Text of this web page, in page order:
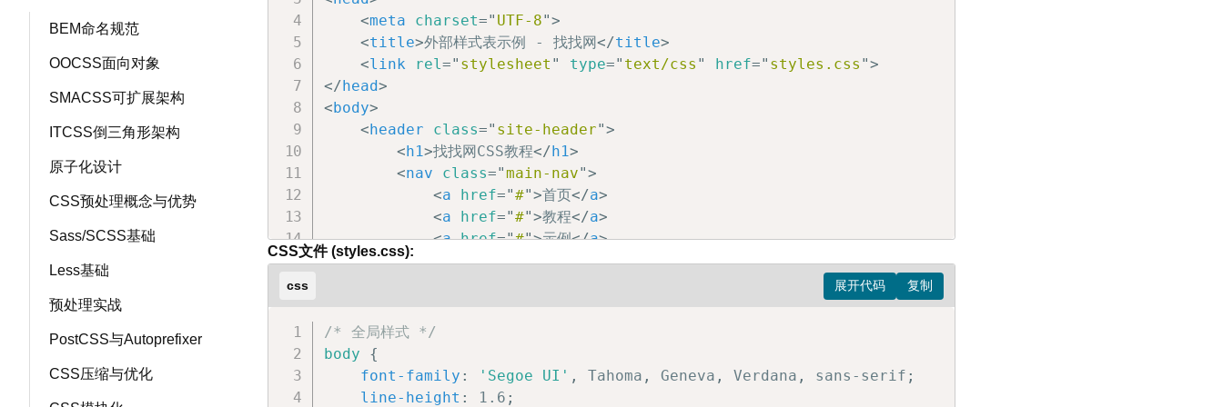
BEM命名规范
OOCSS面向对象
SMACSS可扩展架构
ITCSS倒三角形架构
原子化设计
CSS预处理概念与优势
Sass/SCSS基础
Less基础
预处理实战
PostCSS与Autoprefixer
CSS压缩与优化
<div id="footer " >
&copy; 2023 找找网 - 所有权利保留
</div
</body>
</html
<meta charset=" UTF-8">
<title>外部样式表示例 - 找找网</title>
<link rel=" stylesheet " type=" text/css " href=" styles.css ">
</ head>
< body>
< header class=" site-header">
< h1>找找网CSS教程</ h1>
<nav class="main-nav">
<a href="#">首页</a>
<a href="#">教程</a>
<a href="#">示例</a>
<a href="#">参考</a>
</header>
main
article class= blog-post">
<h2 > 外部样式表的优势
CSS文件 (styles.css):
css
/* 全局样式 */
body
{
font-family : 'Segoe UI' , Tahoma , Geneva , Verdana , sans-serif ;
line-height : 1.6 ;